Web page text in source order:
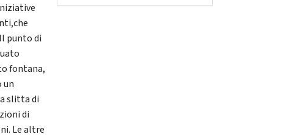
punto di
fontana,
un
slitta di
di
Le altre